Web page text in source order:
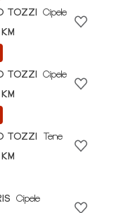
TOZZI
Cipele
TOZZI
Cipele
TOZZI
Tene
Cipele